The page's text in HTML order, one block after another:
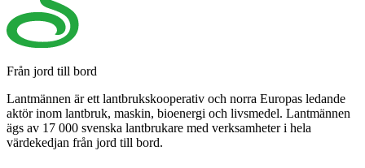
Från jord till bord
Lantmännen är ett lantbrukskooperativ och norra Europas ledande
aktör inom lantbruk, maskin, bioenergi och livsmedel. Lantmännen
ägs av 17 000 svenska lantbrukare med verksamheter i hela
värdekedjan från jord till bord.